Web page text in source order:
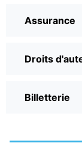
Assurance
Droits
Billetterie